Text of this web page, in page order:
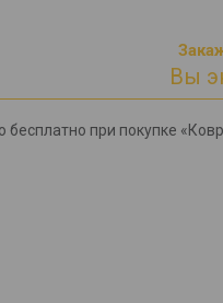
Вы
бесплатно при покупке